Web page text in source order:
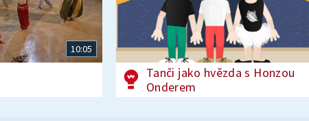
10:05
Tanči jako hvězda s Honzou
Onderem